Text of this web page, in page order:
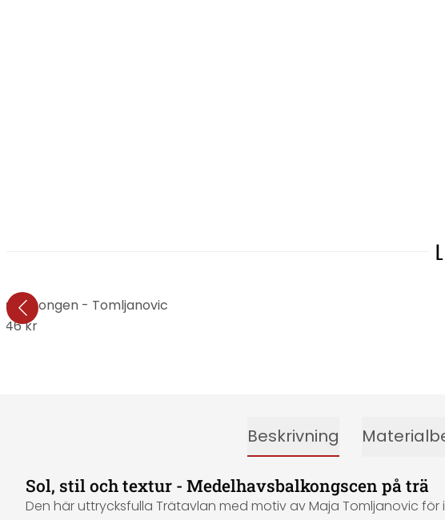
balkongen - Tomljanovic
kr
Beskrivning
Sol, stil och textur - Medelhavsbalkongscen på trä
Den här uttrycksfulla Trätavlan med motiv av Maja Tomljanovic